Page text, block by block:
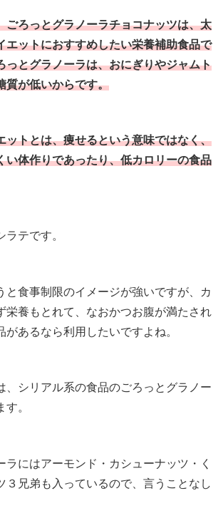
ごろっとグラノーラチョコナッツは、太
エットにおすすめしたい栄養補助食品で
っとグラノーラは、おにぎりやジャムト
質が低いからです。
ットとは、痩せるという意味ではなく、
い体作りであったり、低カロリーの食品
ラテです。
と食事制限のイメージが強いですが、カ
栄養もとれて、なおかつお腹が満たされ
があるなら利用したいですよね。
、シリアル系の食品のごろっとグラノー
。
ラにはアーモンド・カシューナッツ・く
３兄弟も入っているので、言うことなし